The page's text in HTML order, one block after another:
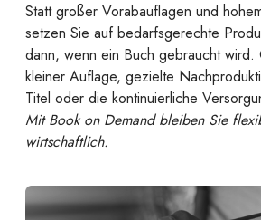
Statt großer Vorabauflagen und
setzen Sie auf bedarfsgerechte
dann, wenn ein Buch gebraucht wird.
kleiner Auflage, gezielte
Titel oder die kontinuierliche
Mit Book on Demand bleiben Sie
wirtschaftlich.